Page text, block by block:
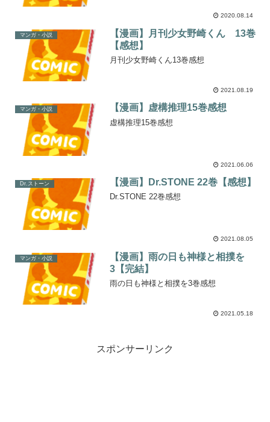
2020.08.14
マンガ・小説
【漫画】月刊少女野崎くん 13巻
【感想】
月刊少女野崎くん13巻感想
2021.08.19
マンガ・小説 【漫画】虚構推理15巻感想
虚構推理15巻感想
2021.06.06
Dr.ストーン 【漫画】Dr.STONE 22巻【感想】
Dr.STONE 22巻感想
2021.08.05
マンガ・小説
【漫画】雨の日も神様と相撲を
3【完結】
雨の日も神様と相撲を3巻感想
2021.05.18
スポンサーリンク